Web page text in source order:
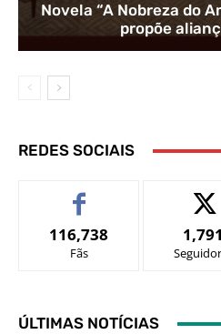
Novela “A Nobreza do
propõe
REDES SOCIAIS
116,738
Fãs
1,791
ÚLTIMAS NOTÍCIAS